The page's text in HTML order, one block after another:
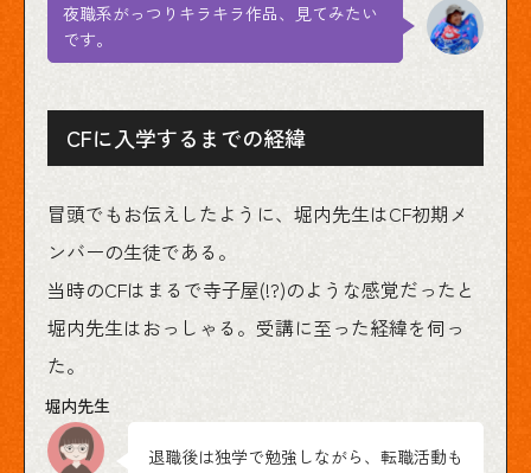
夜職系がっつりキラキラ作品、見てみたい
です。
CFに入学するまでの経緯
冒頭でもお伝えしたように、堀内先生はCF初期メ
ンバーの生徒である。
当時のCFはまるで寺子屋(!?)のような感覚だったと
堀内先生はおっしゃる。受講に至った経緯を伺っ
た。
退職後は独学で勉強しながら、転職活動も